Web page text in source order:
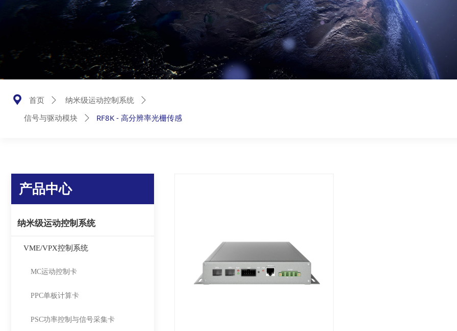
끇 首页 ꄲ 纳米级运动控制系统 ꄲ
信号与驱动模块 ꄲ RF8K - 高分辨率光栅传感
产品中心
纳米级运动控制系统
VME/VPX控制系统
MC运动控制卡
PPC单板计算卡
PSC功率控制与信号采集卡